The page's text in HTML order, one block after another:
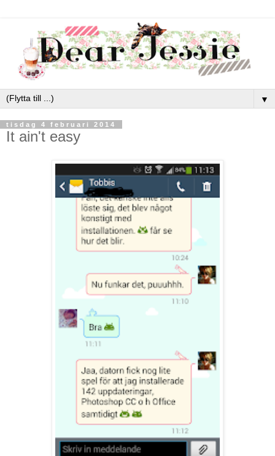
▼
tisdag 4 februari 2014
It ain't easy